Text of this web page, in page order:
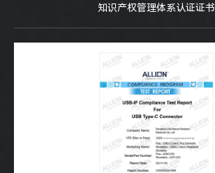
知识产权管理体系认证证书